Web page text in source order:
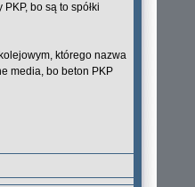
bo są to spółki
którego nazwa
media, bo beton PKP